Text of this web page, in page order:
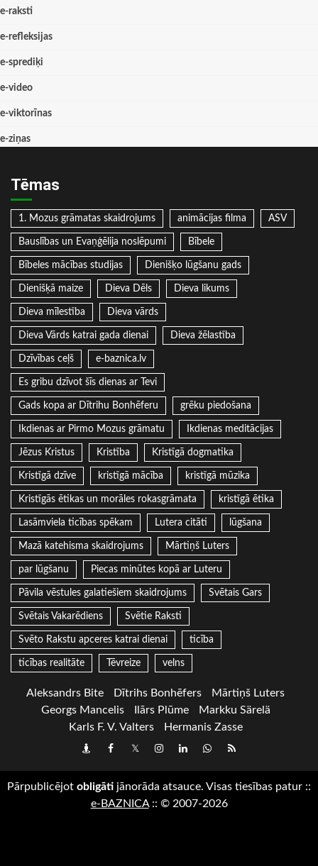
e-raksti
e-refleksijas
e-sprediķi
e-video
e-viktorīnas
e-ziņas
Tēmas
1. Mozus grāmatas skaidrojums animācijas filma ASV
Bauslības un Evaņģēlija noslēpumi Bībele
Bībeles mācības studijas Dienišķo lūgšanu gads
Dienišķā maize Dieva Dēls Dieva likums
Dieva mīlestība Dieva vārds
Dieva Vārds katrai gada dienai Dieva žēlastība
Dzīvības ceļš e-baznica.lv
Es gribu dzīvot šīs dienas ar Tevi
Gads kopa ar Dītrihu Bonhēferu grēku piedošana
Ikdienas ar Pirmo Mozus grāmatu Ikdienas meditācijas
Jēzus Kristus Kristība Kristīgā dogmatika
Kristīgā dzīve kristīgā mācība kristīgā mūzika
Kristīgās ētikas un morāles rokasgrāmata kristīgā ētika
Lasāmviela ticības spēkam Lutera citāti lūgšana
Mazā katehisma skaidrojums Mārtiņš Luters
par lūgšanu Piecas minūtes kopā ar Luteru
Pāvila vēstules galatiešiem skaidrojums Svētais Gars
Svētais Vakarēdiens Svētie Raksti
Svēto Rakstu apceres katrai dienai ticība
ticības realitāte Tēvreize velns
Aleksandrs Bite Dītrihs Bonhēfers
Mārtiņš Luters
Georgs Mancelis
Ilārs Plūme
Markku Särelä
Karls F. V. Valters
Hermanis Zasse
DraugiemFacebook
TwitterInstagram
LinkedInwhatsapp
RSS
Pārpublicējot obligāti jānorāda atsauce. Visas tiesības patur ::
e-BAZNICA:: © 2007-2026